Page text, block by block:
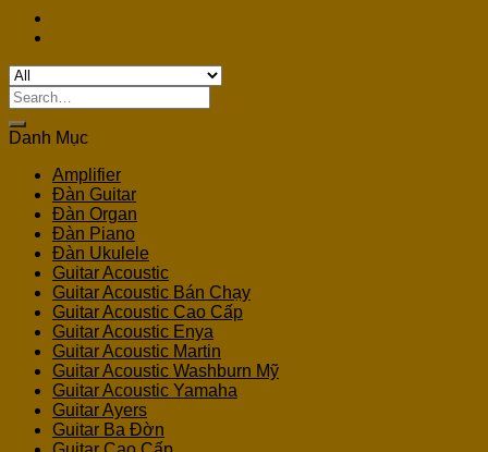
Search
for:
Danh Mục
Amplifier
Đàn Guitar
Đàn Organ
Đàn Piano
Đàn Ukulele
Guitar Acoustic
Guitar Acoustic Bán Chạy
Guitar Acoustic Cao Cấp
Guitar Acoustic Enya
Guitar Acoustic Martin
Guitar Acoustic Washburn Mỹ
Guitar Acoustic Yamaha
Guitar Ayers
Guitar Ba Đờn